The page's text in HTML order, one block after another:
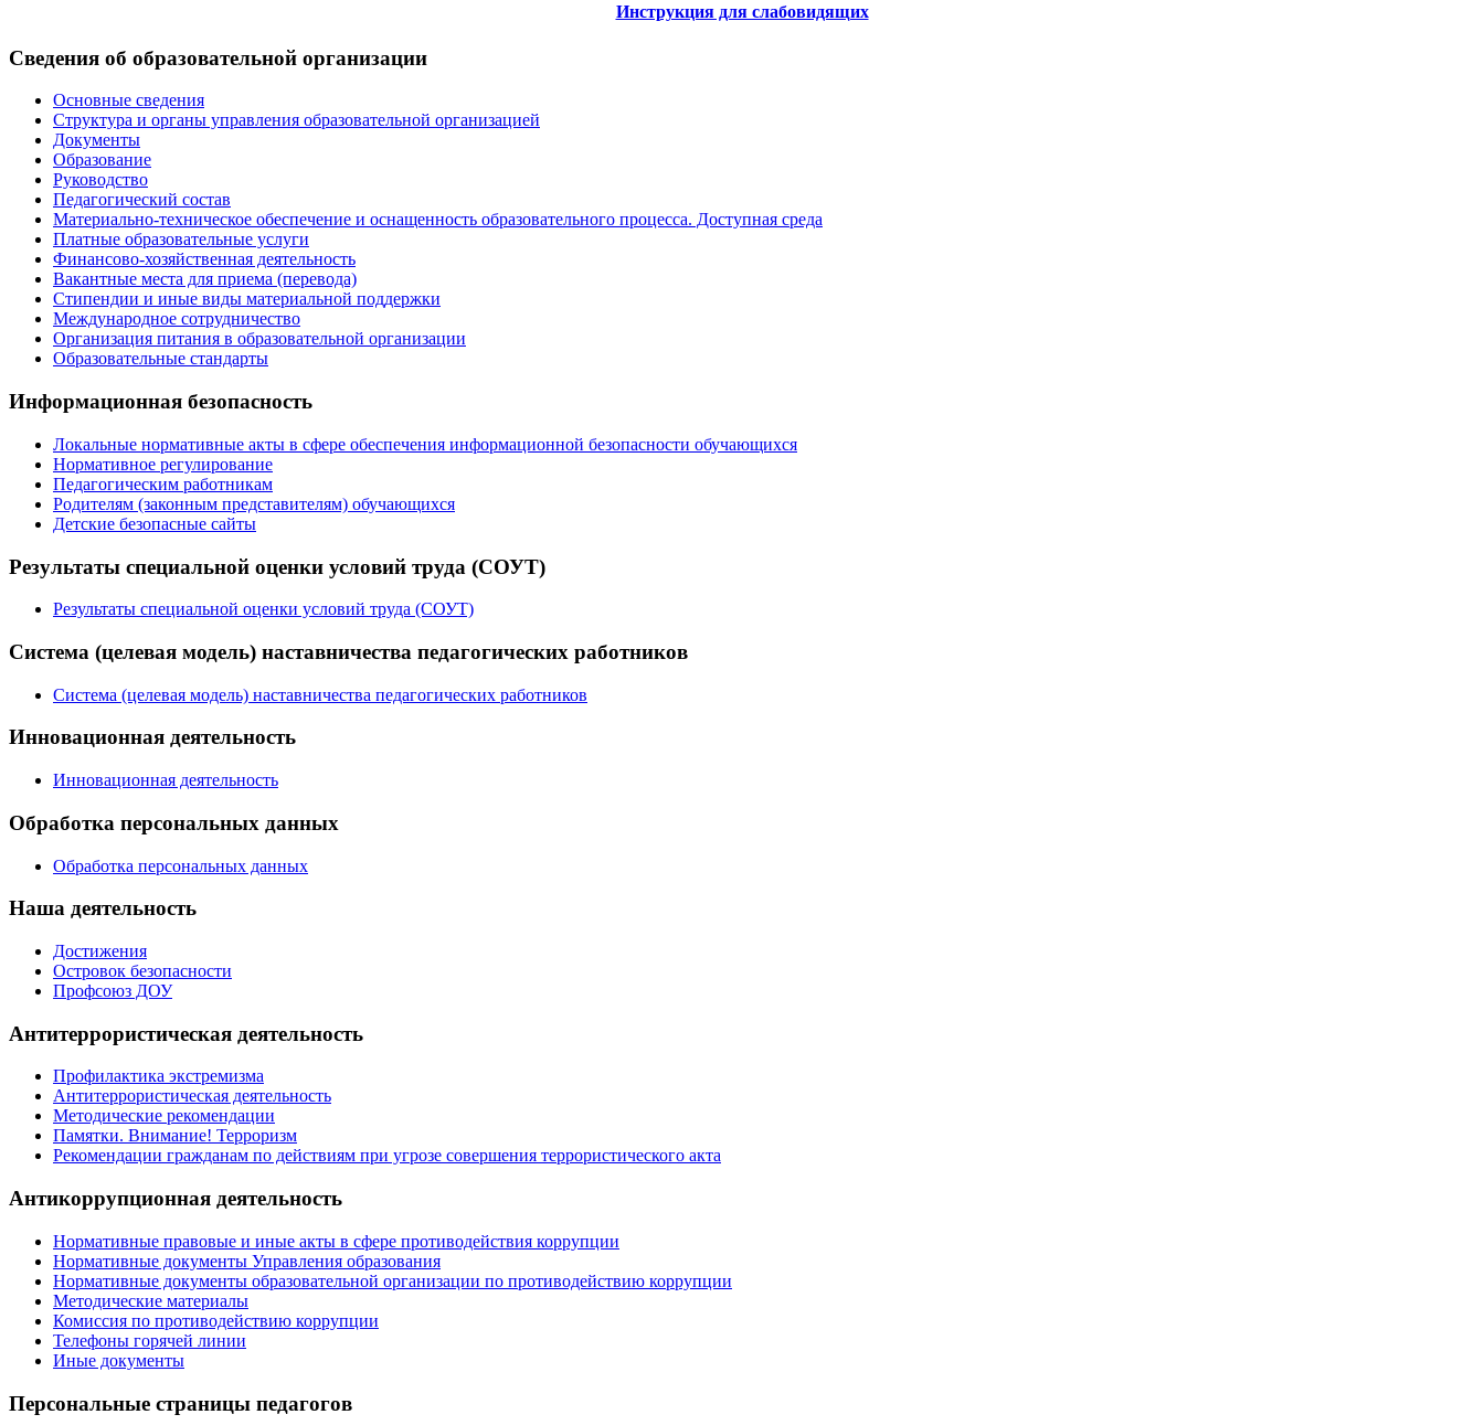
Инструкция для слабовидящих
Сведения об образовательной организации
Основные сведения
Структура и органы управления образовательной организацией
Документы
Образование
Руководство
Педагогический состав
Материально-техническое обеспечение и оснащенность образовательного процесса. Доступная среда
Платные образовательные услуги
Финансово-хозяйственная деятельность
Вакантные места для приема (перевода)
Стипендии и иные виды материальной поддержки
Международное сотрудничество
Организация питания в образовательной организации
Образовательные стандарты
Информационная безопасность
Локальные нормативные акты в сфере обеспечения информационной безопасности обучающихся
Нормативное регулирование
Педагогическим работникам
Родителям (законным представителям) обучающихся
Детские безопасные сайты
Результаты специальной оценки условий труда (СОУТ)
Результаты специальной оценки условий труда (СОУТ)
Система (целевая модель) наставничества педагогических работников
Система (целевая модель) наставничества педагогических работников
Инновационная деятельность
Инновационная деятельность
Обработка персональных данных
Обработка персональных данных
Наша деятельность
Достижения
Островок безопасности
Профсоюз ДОУ
Антитеррористическая деятельность
Профилактика экстремизма
Антитеррористическая деятельность
Методические рекомендации
Памятки. Внимание! Терроризм
Рекомендации гражданам по действиям при угрозе совершения террористического акта
Антикоррупционная деятельность
Нормативные правовые и иные акты в сфере противодействия коррупции
Нормативные документы Управления образования
Нормативные документы образовательной организации по противодействию коррупции
Методические материалы
Комиссия по противодействию коррупции
Телефоны горячей линии
Иные документы
Персональные страницы педагогов